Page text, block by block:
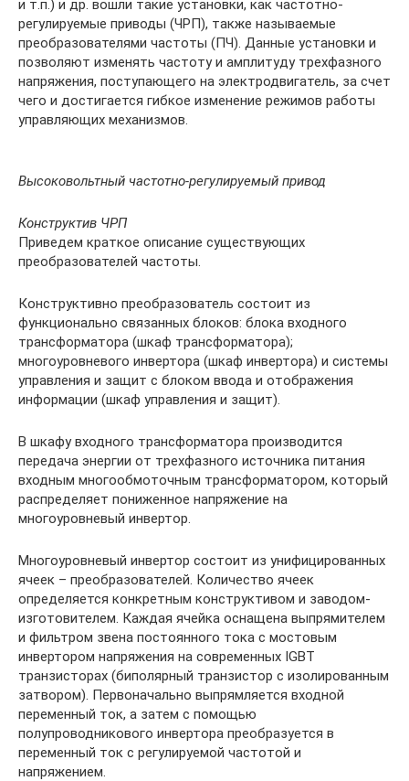
и т.п.) и др. вошли такие установки, как частотно-
регулируемые приводы (ЧРП), также называемые
преобразователями частоты (ПЧ). Данные установки и
позволяют изменять частоту и амплитуду трехфазного
напряжения, поступающего на электродвигатель, за счет
чего и достигается гибкое изменение режимов работы
управляющих механизмов.
Высоковольтный частотно-регулируемый привод
Конструктив ЧРП
Приведем краткое описание существующих
преобразователей частоты.
Конструктивно преобразователь состоит из
функционально связанных блоков: блока входного
трансформатора (шкаф трансформатора);
многоуровневого инвертора (шкаф инвертора) и системы
управления и защит с блоком ввода и отображения
информации (шкаф управления и защит).
В шкафу входного трансформатора производится
передача энергии от трехфазного источника питания
входным многообмоточным трансформатором, который
распределяет пониженное напряжение на
многоуровневый инвертор.
Многоуровневый инвертор состоит из унифицированных
ячеек – преобразователей. Количество ячеек
определяется конкретным конструктивом и заводом-
изготовителем. Каждая ячейка оснащена выпрямителем
и фильтром звена постоянного тока с мостовым
инвертором напряжения на современных IGBT
транзисторах (биполярный транзистор с изолированным
затвором). Первоначально выпрямляется входной
переменный ток, а затем с помощью
полупроводникового инвертора преобразуется в
переменный ток с регулируемой частотой и
напряжением.